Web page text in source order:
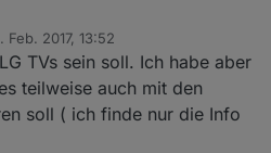
Feb. 2017, 13:52
von
TVs sein soll. Ich habe aber
teilweise auch mit den
soll ( ich finde nur die Info